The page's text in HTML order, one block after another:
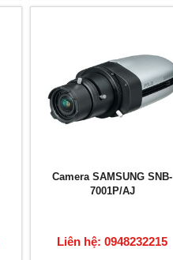
Camera SAMSUNG SNB-
7001P/AJ
Liên hệ: 0948232215